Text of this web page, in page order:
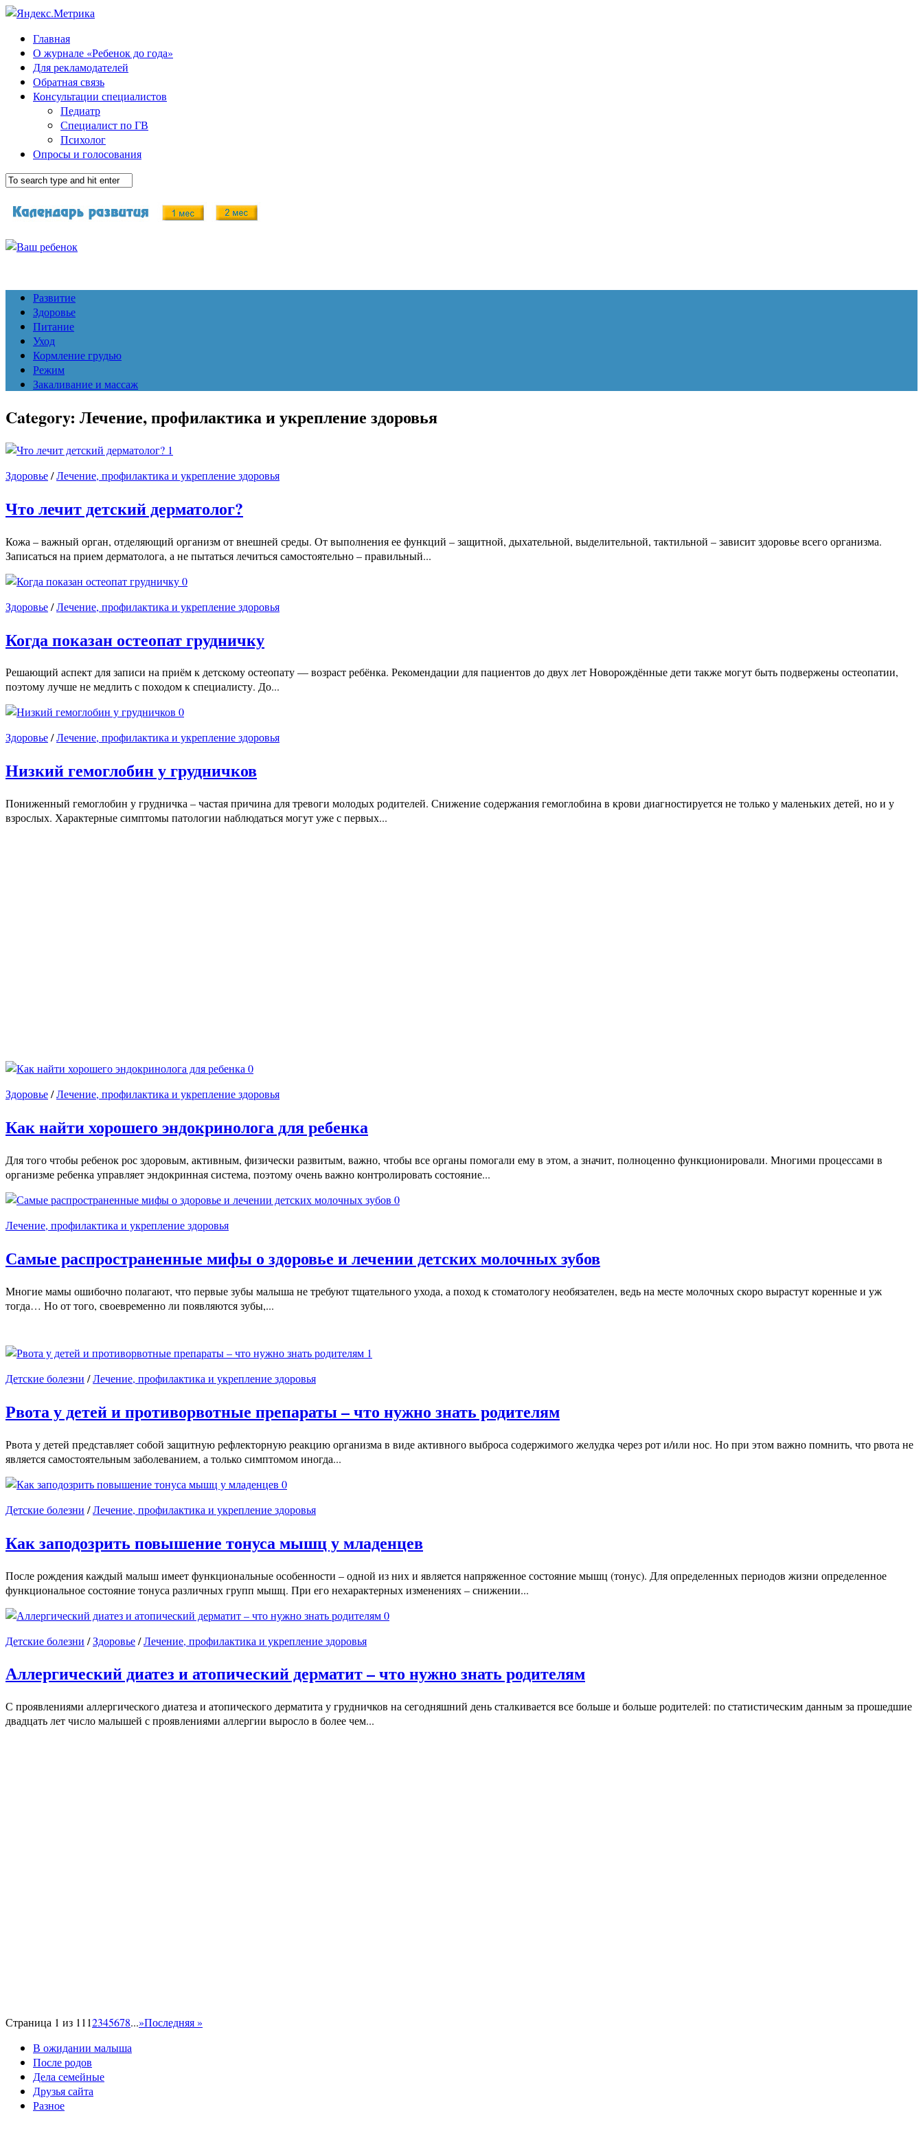
Главная
О журнале «Ребенок до года»
Для рекламодателей
Обратная связь
Консультации специалистов
Педиатр
Специалист по ГВ
Психолог
Опросы и голосования
Развитие
Здоровье
Питание
Уход
Кормление грудью
Режим
Закаливание и массаж
Category: Лечение, профилактика и укрепление здоровья
1
Здоровье/Лечение, профилактика и укрепление здоровья
Что лечит детский дерматолог?
Кожа – важный орган, отделяющий организм от внешней среды. От выполнения ее функций – защитной, дыхательной, выделительной, тактильной – зависит здоровье всего организма.
Записаться на прием дерматолога, а не пытаться лечиться самостоятельно – правильный...
0
Здоровье/Лечение, профилактика и укрепление здоровья
Когда показан остеопат грудничку
Решающий аспект для записи на приём к детскому остеопату — возраст ребёнка. Рекомендации для пациентов до двух лет Новорождённые дети также могут быть подвержены остеопатии,
поэтому лучше не медлить с походом к специалисту. До...
0
Здоровье/Лечение, профилактика и укрепление здоровья
Низкий гемоглобин у грудничков
Пониженный гемоглобин у грудничка – частая причина для тревоги молодых родителей. Снижение содержания гемоглобина в крови диагностируется не только у маленьких детей, но и у
взрослых. Характерные симптомы патологии наблюдаться могут уже с первых...
0
Здоровье/Лечение, профилактика и укрепление здоровья
Как найти хорошего эндокринолога для ребенка
Для того чтобы ребенок рос здоровым, активным, физически развитым, важно, чтобы все органы помогали ему в этом, а значит, полноценно функционировали. Многими процессами в
организме ребенка управляет эндокринная система, поэтому очень важно контролировать состояние...
0
Лечение, профилактика и укрепление здоровья
Самые распространенные мифы о здоровье и лечении детских молочных зубов
Многие мамы ошибочно полагают, что первые зубы малыша не требуют тщательного ухода, а поход к стоматологу необязателен, ведь на месте молочных скоро вырастут коренные и уж
тогда… Но от того, своевременно ли появляются зубы,...
1
Детские болезни /Лечение, профилактика и укрепление здоровья
Рвота у детей и противорвотные препараты – что нужно знать родителям
Рвота у детей представляет собой защитную рефлекторную реакцию организма в виде активного выброса содержимого желудка через рот и/или нос. Но при этом важно помнить, что рвота не
является самостоятельным заболеванием, а только симптомом иногда...
0
Детские болезни /Лечение, профилактика и укрепление здоровья
Как заподозрить повышение тонуса мышц у младенцев
После рождения каждый малыш имеет функциональные особенности – одной из них и является напряженное состояние мышц (тонус). Для определенных периодов жизни определенное
функциональное состояние тонуса различных групп мышц. При его нехарактерных изменениях – снижении...
0
Детские болезни /Здоровье/Лечение, профилактика и укрепление здоровья
Аллергический диатез и атопический дерматит – что нужно знать родителям
С проявлениями аллергического диатеза и атопического дерматита у грудничков на сегодняшний день сталкивается все больше и больше родителей: по статистическим данным за прошедшие
двадцать лет число малышей с проявлениями аллергии выросло в более чем...
Страница 1 из 1112345678...»Последняя »
В ожидании малыша
После родов
Дела семейные
Друзья сайта
Разное